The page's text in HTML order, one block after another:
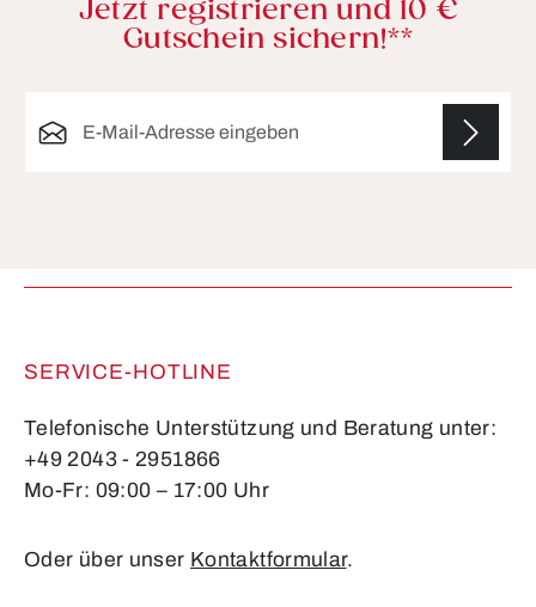
Jetzt registrieren und 10 €
Gutschein sichern!**
SERVICE-HOTLINE
Telefonische Unterstützung und Beratung unter:
+49 2043 - 2951866
Mo-Fr: 09:00 – 17:00 Uhr
Oder über unser Kontaktformular.